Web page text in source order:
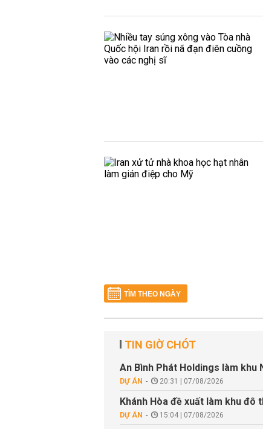
TÌM THEO NGÀY
TIN GIỜ CHÓT
An Bình Phát Holdings làm khu
DỰ ÁN 20:31 | 07/08/2026
Khánh Hòa đề xuất làm khu đô
DỰ ÁN 15:04 | 07/08/2026